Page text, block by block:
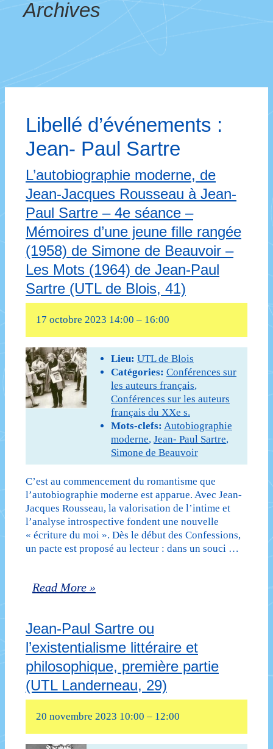
Archives
Libellé d’événements :
Jean- Paul Sartre
L’autobiographie moderne, de
Jean-Jacques Rousseau à Jean-
Paul Sartre – 4e séance –
Mémoires d’une jeune fille rangée
(1958) de Simone de Beauvoir –
Les Mots (1964) de Jean-Paul
Sartre (UTL de Blois, 41)
17 octobre 2023 14:00 – 16:00
Lieu: UTL de Blois
Catégories: Conférences sur
les auteurs français,
Conférences sur les auteurs
français du XXe s.
Mots-clefs: Autobiographie
moderne, Jean- Paul Sartre,
Simone de Beauvoir
C’est au commencement du romantisme que
l’autobiographie moderne est apparue. Avec Jean-
Jacques Rousseau, la valorisation de l’intime et
l’analyse introspective fondent une nouvelle
« écriture du moi ». Dès le début des Confessions,
un pacte est proposé au lecteur : dans un souci …
L’autobiographie
de
Jean-
Jacques
Rousseau
à
Read More »
Jean-Paul Sartre ou
l’existentialisme littéraire et
philosophique, première partie
(UTL Landerneau, 29)
20 novembre 2023 10:00 – 12:00